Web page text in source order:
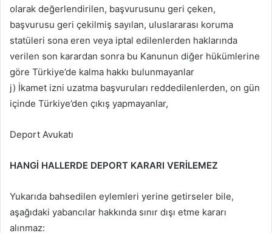
olarak değerlendirilen, başvurusunu geri çeken,
başvurusu geri çekilmiş sayılan, uluslararası koruma
statüleri sona eren veya iptal edilenlerden haklarında
verilen son karardan sonra bu Kanunun diğer hükümlerine
göre Türkiye’de kalma hakkı bulunmayanlar
j) İkamet izni uzatma başvuruları reddedilenlerden, on gün
içinde Türkiye’den çıkış yapmayanlar,
Deport Avukatı
HANGİ HALLERDE DEPORT KARARI VERİLEMEZ
Yukarıda bahsedilen eylemleri yerine getirseler bile,
aşağıdaki yabancılar hakkında sınır dışı etme kararı
alınmaz: